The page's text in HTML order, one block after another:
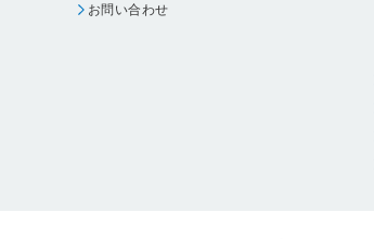
お問い合わせ